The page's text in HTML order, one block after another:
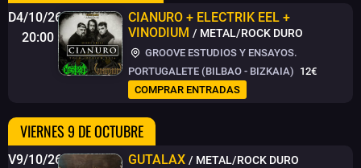
D4/10/26
20:00
CIANURO + ELECTRIK EEL +
VINODIUM / METAL/ROCK DURO
GROOVE ESTUDIOS Y ENSAYOS.
PORTUGALETE (BILBAO - BIZKAIA) 12€
COMPRAR ENTRADAS
VIERNES 9 DE OCTUBRE
V9/10/26
GUTALAX / METAL/ROCK DURO